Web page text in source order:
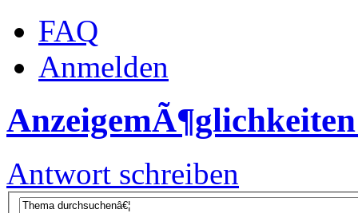
FAQ
Anmelden
Antwort schreiben